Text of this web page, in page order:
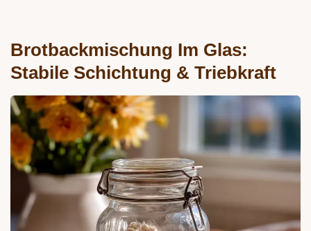
Brotbackmischung Im Glas:
Stabile Schichtung & Triebkraft